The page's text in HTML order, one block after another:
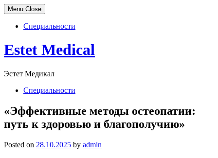
Menu Close
Специальности
Skip
to
Estet Medical
Эстет Медикал
Специальности
«Эффективные методы остеопатии:
путь к здоровью и благополучию»
Posted on 28.10.2025 by admin